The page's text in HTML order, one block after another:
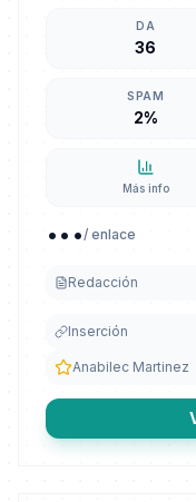
DA
36
SPAM
2%
Más info
.../ enlace
Redacción
Inserción
Anabilec Martinez